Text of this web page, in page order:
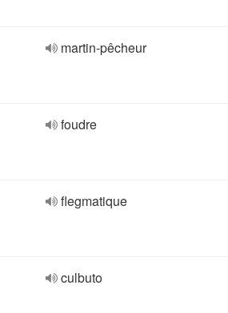
martin-pêcheur
foudre
flegmatique
culbuto